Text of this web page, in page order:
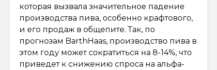
которая вызвала значительное падение
производства пива, особенно крафтового,
и его продаж в общепите. Так, по
прогнозам BarthHaas, производство пива в
этом году может сократиться на 8-14%, что
приведет к снижению спроса на альфа-